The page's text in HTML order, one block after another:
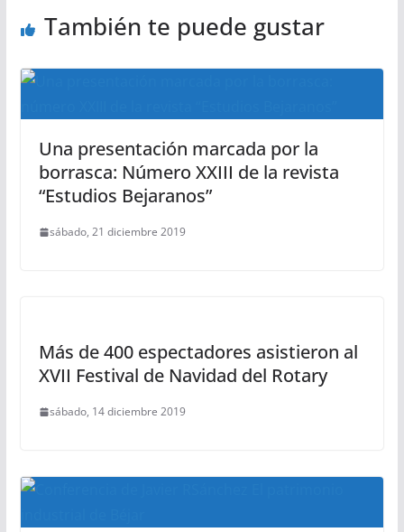
También te puede gustar
Una presentación marcada por la
borrasca: Número XXIII de la revista
“Estudios Bejaranos”
sábado, 21 diciembre 2019
Más de 400 espectadores asistieron al
XVII Festival de Navidad del Rotary
sábado, 14 diciembre 2019